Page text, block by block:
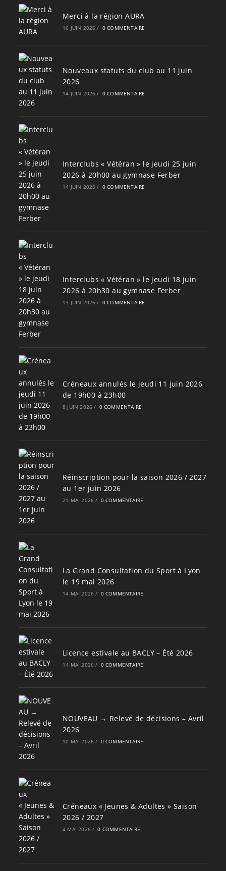
Merci à la région AURA
16 JUIN 2026 / 0 COMMENTAIRE
Nouveaux statuts du club au 11 juin
2026
14 JUIN 2026 / 0 COMMENTAIRE
Interclubs « Vétéran » le jeudi 25 juin
2026 à 20h00 au gymnase Ferber
14 JUIN 2026 / 0 COMMENTAIRE
Interclubs « Vétéran » le jeudi 18 juin
2026 à 20h30 au gymnase Ferber
13 JUIN 2026 / 0 COMMENTAIRE
Créneaux annulés le jeudi 11 juin 2026
de 19h00 à 23h00
8 JUIN 2026 / 0 COMMENTAIRE
Réinscription pour la saison 2026 / 2027
au 1er juin 2026
21 MAI 2026 / 0 COMMENTAIRE
La Grand Consultation du Sport à Lyon
le 19 mai 2026
14 MAI 2026 / 0 COMMENTAIRE
Licence estivale au BACLY – Été 2026
14 MAI 2026 / 0 COMMENTAIRE
NOUVEAU → Relevé de décisions – Avril
2026
10 MAI 2026 / 0 COMMENTAIRE
Créneaux « Jeunes & Adultes » Saison
2026 / 2027
4 MAI 2026 / 0 COMMENTAIRE